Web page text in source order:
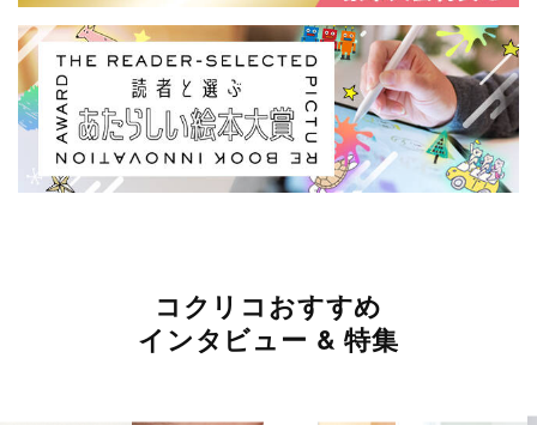
コクリコおすすめ
インタビュー & 特集